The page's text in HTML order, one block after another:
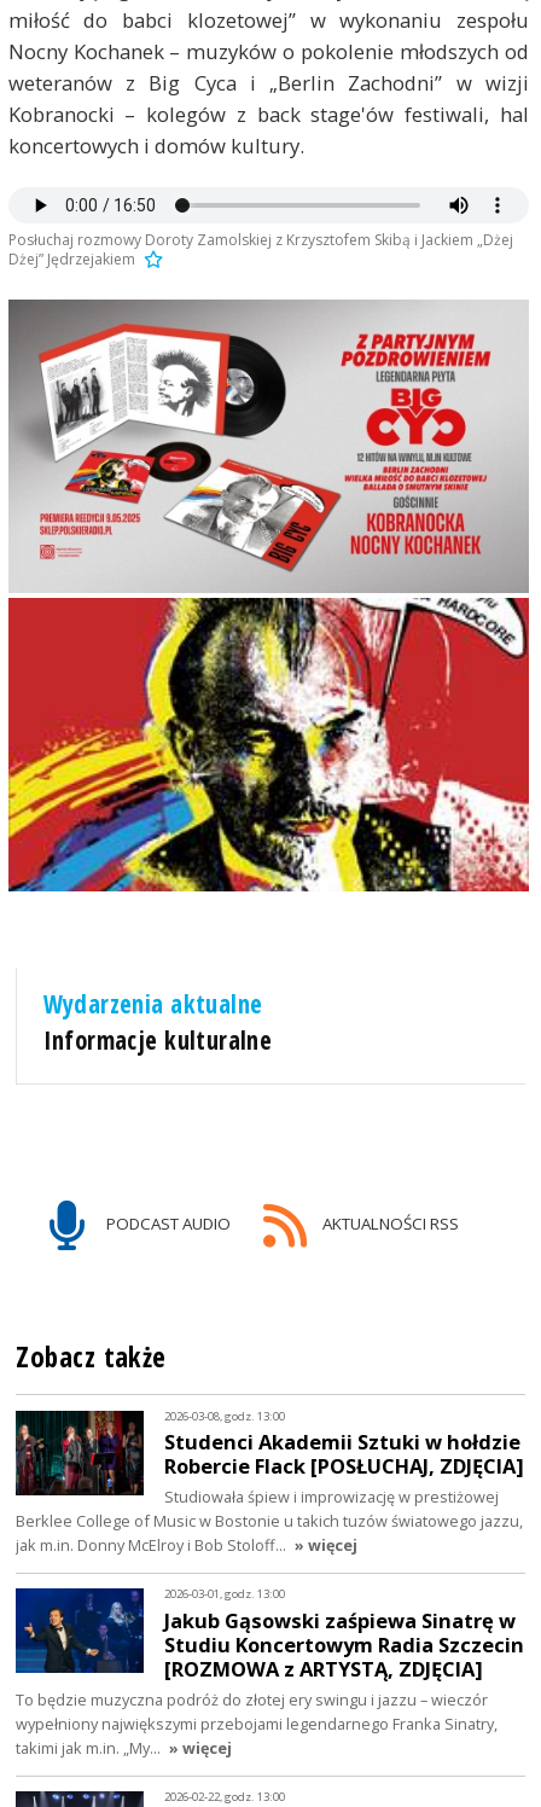
miłość do babci klozetowej” w wykonaniu zespołu
Nocny Kochanek – muzyków o pokolenie młodszych od
weteranów z Big Cyca i „Berlin Zachodni” w wizji
Kobranocki – kolegów z back stage'ów festiwali, hal
koncertowych i domów kultury.
Posłuchaj rozmowy Doroty Zamolskiej z Krzysztofem Skibą i Jackiem „Dżej
Dżej” Jędrzejakiem
Wydarzenia aktualne
Informacje kulturalne
PODCAST AUDIO AKTUALNOŚCI RSS
Zobacz także
2026-03-08, godz. 13:00
Studenci Akademii Sztuki w hołdzie
Robercie Flack [POSŁUCHAJ, ZDJĘCIA]
Studiowała śpiew i improwizację w prestiżowej
Berklee College of Music w Bostonie u takich tuzów światowego jazzu,
jak m.in. Donny McElroy i Bob Stoloff… » więcej
2026-03-01, godz. 13:00
Jakub Gąsowski zaśpiewa Sinatrę w
Studiu Koncertowym Radia Szczecin
[ROZMOWA z ARTYSTĄ, ZDJĘCIA]
To będzie muzyczna podróż do złotej ery swingu i jazzu – wieczór
wypełniony największymi przebojami legendarnego Franka Sinatry,
takimi jak m.in. „My… » więcej
2026-02-22, godz. 13:00